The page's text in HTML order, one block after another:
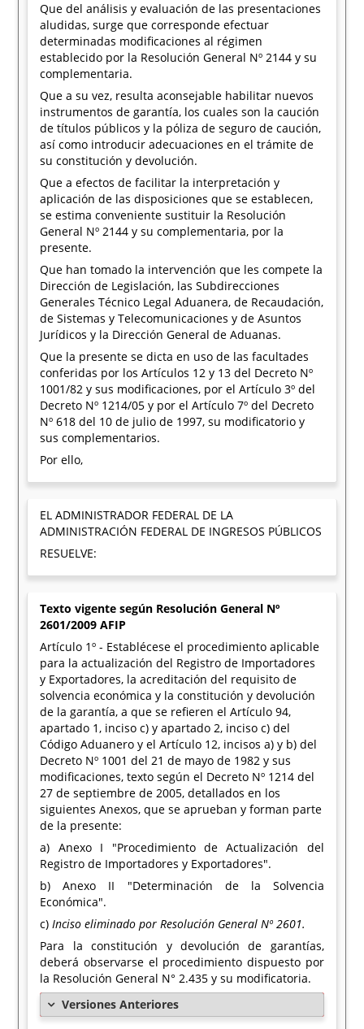
Que del análisis y evaluación de las presentaciones
aludidas, surge que corresponde efectuar
determinadas modificaciones al régimen
establecido por la Resolución General Nº 2144 y su
complementaria.
Que a su vez, resulta aconsejable habilitar nuevos
instrumentos de garantía, los cuales son la caución
de títulos públicos y la póliza de seguro de caución,
así como introducir adecuaciones en el trámite de
su constitución y devolución.
Que a efectos de facilitar la interpretación y
aplicación de las disposiciones que se establecen,
se estima conveniente sustituir la Resolución
General Nº 2144 y su complementaria, por la
presente.
Que han tomado la intervención que les compete la
Dirección de Legislación, las Subdirecciones
Generales Técnico Legal Aduanera, de Recaudación,
de Sistemas y Telecomunicaciones y de Asuntos
Jurídicos y la Dirección General de Aduanas.
Que la presente se dicta en uso de las facultades
conferidas por los Artículos 12 y 13 del Decreto Nº
1001/82 y sus modificaciones, por el Artículo 3º del
Decreto Nº 1214/05 y por el Artículo 7º del Decreto
Nº 618 del 10 de julio de 1997, su modificatorio y
sus complementarios.
Por ello,
EL ADMINISTRADOR FEDERAL DE LA
ADMINISTRACIÓN FEDERAL DE INGRESOS PÚBLICOS
RESUELVE:
Texto vigente según Resolución General Nº
2601/2009 AFIP
Artículo 1º - Establécese el procedimiento aplicable
para la actualización del Registro de Importadores
y Exportadores, la acreditación del requisito de
solvencia económica y la constitución y devolución
de la garantía, a que se refieren el Artículo 94,
apartado 1, inciso c) y apartado 2, inciso c) del
Código Aduanero y el Artículo 12, incisos a) y b) del
Decreto Nº 1001 del 21 de mayo de 1982 y sus
modificaciones, texto según el Decreto Nº 1214 del
27 de septiembre de 2005, detallados en los
siguientes Anexos, que se aprueban y forman parte
de la presente:
a) Anexo I "Procedimiento de Actualización del
Registro de Importadores y Exportadores".
b) Anexo II "Determinación de la Solvencia
Económica".
c)Inciso eliminado por Resolución General Nº 2601.
Para la constitución y devolución de garantías,
deberá observarse el procedimiento dispuesto por
la Resolución General N° 2.435 y su modificatoria.
Versiones Anteriores